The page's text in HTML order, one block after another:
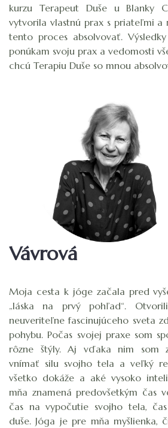
kurzu Terapeut Duše u Blanky
vytvorila vlastnú prax s priateľmi a
tento proces absolvovať.
ponúkam svoju prax a vedomosti
chcú Terapiu Duše so mnou
Vávrová
Moja cesta k jóge začala pred
„láska na prvý pohľad“.
neuveriteľne fascinujúceho sveta
pohybu. Počas svojej praxe som
rôzne štýly. Aj vďaka nim som
vnímať silu svojho tela a veľký
všetko dokáže a aké vysoko
mňa znamená predovšetkým čas
čas na vypočutie svojho tela,
duše. Jóga je pre mňa myšlienka,